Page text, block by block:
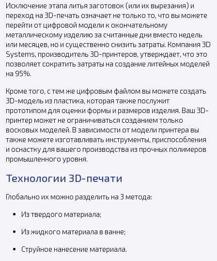
Исключение этапа литья заготовок (или их вырезания) и
переход на 3D-печать означает не только то, что вы можете
перейти от цифровой модели к окончательному
металлическому изделию за считанные дни вместо недель
или месяцев, но и существенно снизить затраты. Компания 3D
Systems, производитель 3D-принтеров, утверждает, что это
позволяет сократить затраты на создание литейных моделей
на 95%.
Кроме того, с тем же цифровым файлом вы можете создать
3D-модель из пластика, которая также послужит
прототипом для оценки формы и размеров изделия. Ваш 3D-
принтер может не ограничиваться созданием только
восковых моделей. В зависимости от модели принтера вы
также можете изготавливать инструменты, приспособления
и оснастку для вашего производства из прочных полимеров
промышленного уровня.
Технологии 3D-печати
Глобально их можно разделить на 3 метода:
Из твердого материала;
Из жидкого материала в ванне;
Струйное нанесение материала.